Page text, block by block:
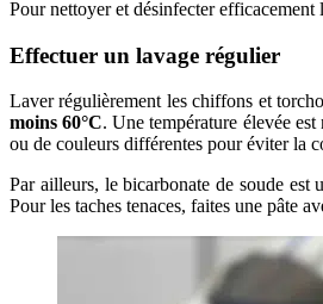
Pour nettoyer et désinfecter
Effectuer un lavage régulier
Laver régulièrement les chiffons et
moins 60°C. Une température élevée
ou de couleurs différentes pour éviter la
Par ailleurs, le bicarbonate de soude est
Pour les taches tenaces, faites une pâte